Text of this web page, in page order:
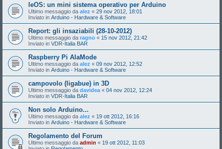
leOS: un mini sistema operativo per Arduino
Ultimo messaggio da alez « 29 nov 2012, 18:01
Inviato in Arduino - Hardware & Software
Report: gli insaziabili (28-10-2012)
Ultimo messaggio da ragno « 15 nov 2012, 21:42
Inviato in VDR-Italia BAR
Raspberry Pi AlaMode
Ultimo messaggio da alez « 09 nov 2012, 12:52
Inviato in Arduino - Hardware & Software
campovolo (ligabue) in 3D
Ultimo messaggio da davidea « 04 nov 2012, 12:24
Inviato in VDR-Italia BAR
Non solo Arduino...
Ultimo messaggio da alez « 19 ott 2012, 16:16
Inviato in Arduino - Hardware & Software
Regolamento del Forum
Ultimo messaggio da admin « 19 ott 2012, 11:03